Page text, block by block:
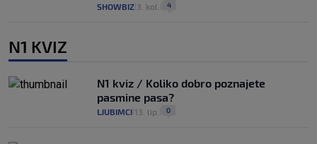
SHOWBIZ 3. kol. 4
N1 KVIZ
N1 kviz / Koliko dobro poznajete
pasmine pasa?
LJUBIMCI 13. lip. 0